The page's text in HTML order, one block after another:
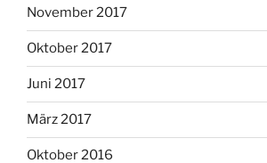
November 2017
Oktober 2017
Juni 2017
März 2017
Oktober 2016